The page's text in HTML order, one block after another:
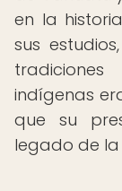
en la
sus
indígenas
que su
legado de